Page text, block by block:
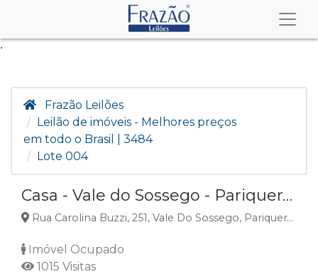
.
Frazão Leilões
Leilão de imóveis - Melhores preços
em todo o Brasil | 3484
Lote 004
Casa - Vale do Sossego - Pariquera-Açu/SP
Rua Carolina Buzzi, 251, Vale Do Sossego, Pariquera-Açu, SP
Imóvel Ocupado
1015 Visitas